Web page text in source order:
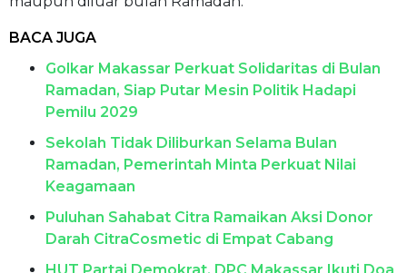
BACA JUGA
Golkar Makassar Perkuat Solidaritas di Bulan
Ramadan, Siap Putar Mesin Politik Hadapi
Pemilu 2029
Sekolah Tidak Diliburkan Selama Bulan
Ramadan, Pemerintah Minta Perkuat Nilai
Keagamaan
Puluhan Sahabat Citra Ramaikan Aksi Donor
Darah CitraCosmetic di Empat Cabang
HUT Partai Demokrat, DPC Makassar Ikuti Doa